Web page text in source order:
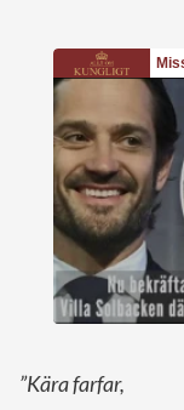
”Kära farfar,